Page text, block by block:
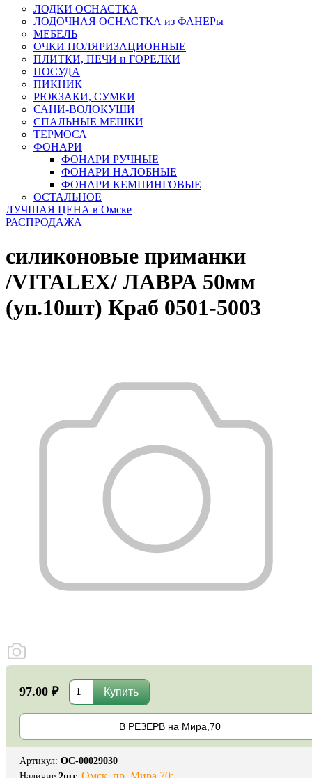
ЛОДКИ ОСНАСТКА
ЛОДОЧНАЯ ОСНАСТКА из ФАНЕРы
МЕБЕЛЬ
ОЧКИ ПОЛЯРИЗАЦИОННЫЕ
ПЛИТКИ, ПЕЧИ и ГОРЕЛКИ
ПОСУДА
ПИКНИК
РЮКЗАКИ, СУМКИ
САНИ-ВОЛОКУШИ
СПАЛЬНЫЕ МЕШКИ
ТЕРМОСА
ФОНАРИ
ФОНАРИ РУЧНЫЕ
ФОНАРИ НАЛОБНЫЕ
ФОНАРИ КЕМПИНГОВЫЕ
ОСТАЛЬНОЕ
ЛУЧШАЯ ЦЕНА в Омске
РАСПРОДАЖА
силиконовые приманки
/VITALEX/ ЛАВРА 50мм
(уп.10шт) Краб 0501-5003
97.00 ₽
В РЕЗЕРВ на Мира,70
Артикул: ОС-00029030
Омск, пр. Мира 70: